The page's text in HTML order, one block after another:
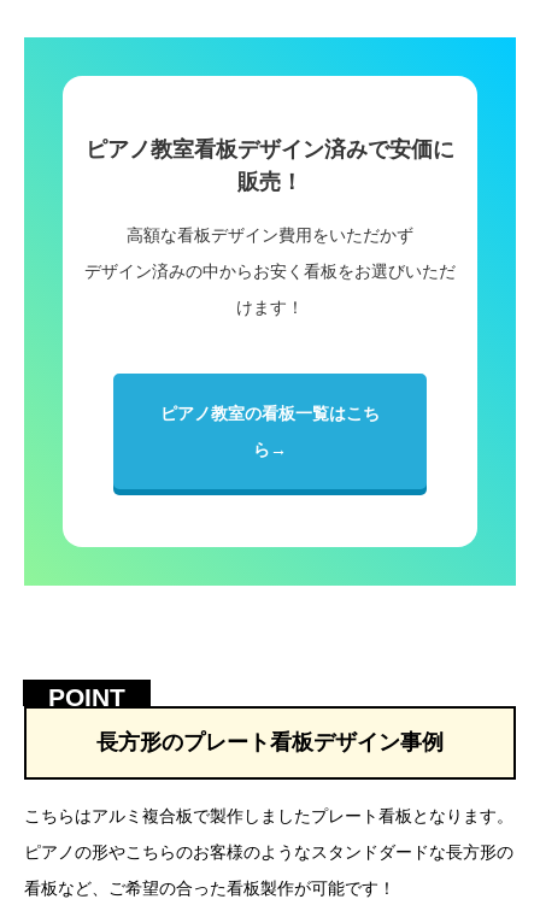
ピアノ教室看板デザイン済みで安価に
販売！
高額な看板デザイン費用をいただかず
デザイン済みの中からお安く看板をお選びいただ
けます！
ピアノ教室の看板一覧はこち
ら→
長方形のプレート看板デザイン事例
こちらはアルミ複合板で製作しましたプレート看板となります。
ピアノの形やこちらのお客様のようなスタンドダードな長方形の
看板など、ご希望の合った看板製作が可能です！